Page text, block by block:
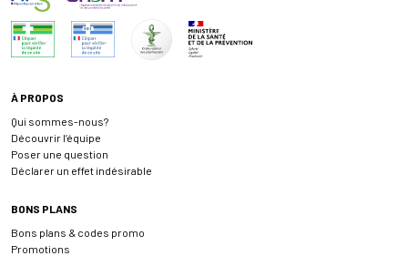
À PROPOS
Qui sommes-nous?
Découvrir l’équipe
Poser une question
Déclarer un effet indésirable
BONS PLANS
Bons plans & codes promo
Promotions